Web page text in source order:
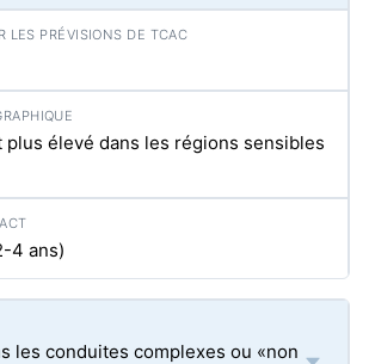
plus élevé dans les régions sensibles
4 ans)
les conduites complexes ou «non